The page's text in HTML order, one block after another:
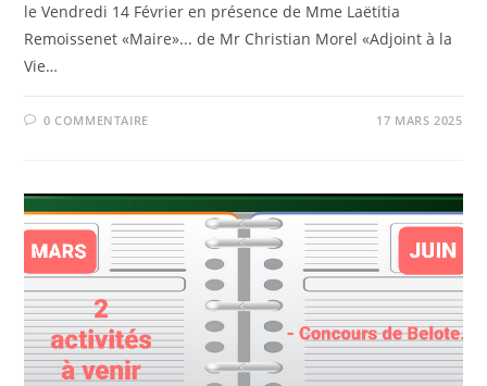
le Vendredi 14 Février en présence de Mme Laëtitia
Remoissenet «Maire»... de Mr Christian Morel «Adjoint à la
Vie…
0 COMMENTAIRE 17 MARS 2025